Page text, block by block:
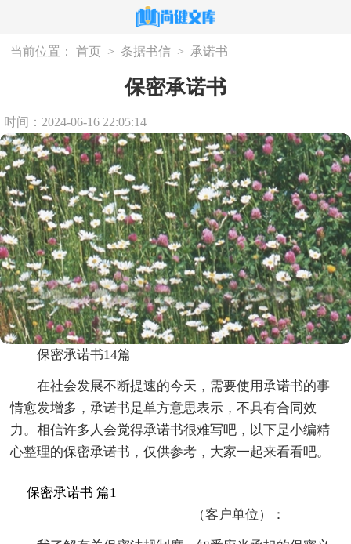
当前位置： 首页 > 条据书信 > 承诺书
保密承诺书
时间：2024-06-16 22:05:14
保密承诺书14篇
在社会发展不断提速的今天，需要使用承诺书的事
情愈发增多，承诺书是单方意思表示，不具有合同效
力。相信许多人会觉得承诺书很难写吧，以下是小编精
心整理的保密承诺书，仅供参考，大家一起来看看吧。
保密承诺书 篇1
______________________（客户单位）：